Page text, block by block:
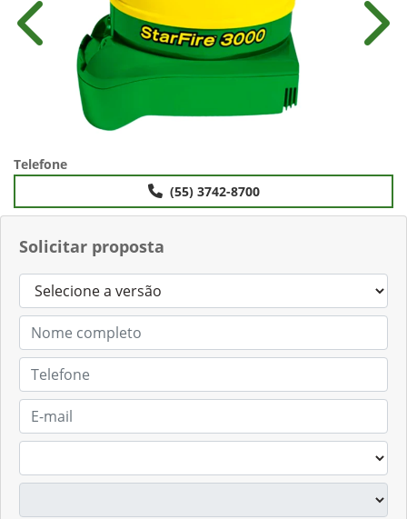
Solicitar proposta
Anterior
Telefone
(55) 3742-8700